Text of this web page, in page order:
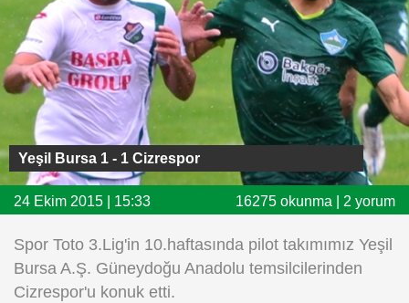
Voleybol
Puan Durumu
Fikstür
Facebook
Twitter
Instagram
Android
Yeşil Bursa 1 - 1 Cizrespor
24 Ekim 2015 | 15:33 16275 okunma | 2 yorum
Spor Toto 3.Lig'in 10.haftasında pilot takımımız Yeşil
Bursa A.Ş. Güneydoğu Anadolu temsilcilerinden
Cizrespor'u konuk etti.